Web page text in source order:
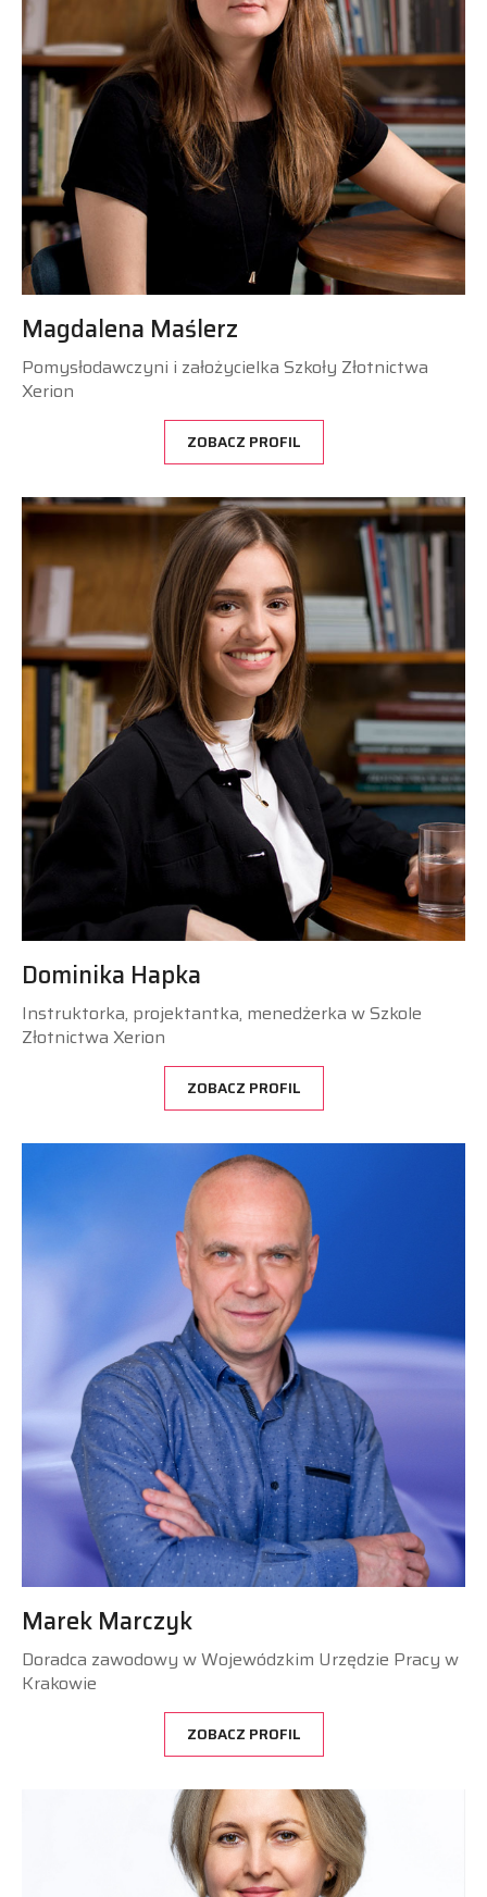
Magdalena Maślerz
Pomysłodawczyni i założycielka Szkoły Złotnictwa
Xerion
ZOBACZ PROFIL
Dominika Hapka
Instruktorka, projektantka, menedżerka w Szkole
Złotnictwa Xerion
ZOBACZ PROFIL
Marek Marczyk
Doradca zawodowy w Wojewódzkim Urzędzie Pracy w
Krakowie
ZOBACZ PROFIL